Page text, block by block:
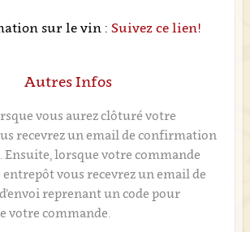
sur le vin : Suivez ce lien!
Autres Infos
vous aurez clôturé votre
recevrez un email de confirmation
Ensuite, lorsque votre commande
vous recevrez un email de
reprenant un code pour
votre commande.